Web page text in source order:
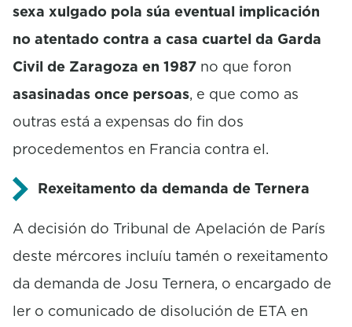
sexa xulgado pola súa eventual implicación
no atentado contra a casa cuartel da Garda
Civil de Zaragoza en 1987 no que foron
asasinadas once persoas, e que como as
outras está a expensas do fin dos
procedementos en Francia contra el.
Rexeitamento da demanda de Ternera
A decisión do Tribunal de Apelación de París
deste mércores incluíu tamén o rexeitamento
da demanda de Josu Ternera, o encargado de
ler o comunicado de disolución de ETA en